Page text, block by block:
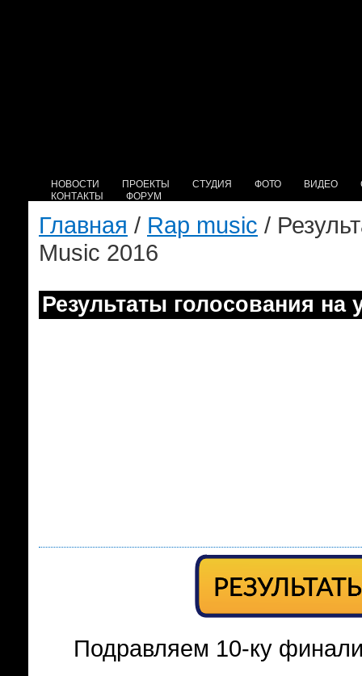
НОВОСТИ ПРОЕКТЫ СТУДИЯ ФОТО ВИДЕО
КОНТАКТЫ
ФОРУМ
Главная / Rap music /
Music 2016
Результаты голосования на
Подравляем 10-ку